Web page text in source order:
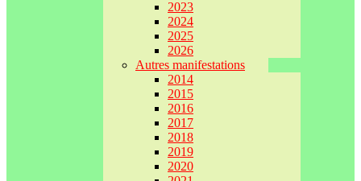
2023
2024
2025
2026
Autres manifestations
2014
2015
2016
2017
2018
2019
2020